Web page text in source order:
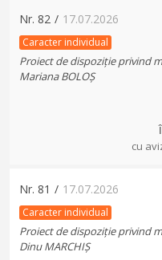
Nr. 82 / 17.07.2026
Caracter individual
Proiect de dispoziție privind
Mariana BOLOȘ
cu
Nr. 81 / 17.07.2026
Caracter individual
Proiect de dispoziție privind
Dinu MARCHIȘ